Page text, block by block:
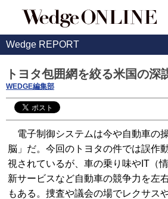
Wedge REPORT
トヨタ包囲網を絞る米国の深
WEDGE編集部
電子制御システムは今や自動車の
脳」だ。今回のトヨタの件では誤作
視されているが、車の乗り味やIT（
新サービスなど自動車の競争力を左
もある。捜査や議会の場でレクサス